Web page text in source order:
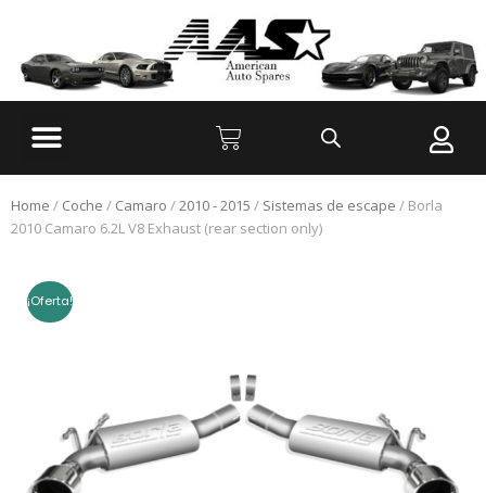
Home / Coche / Camaro /2010 - 2015 / Sistemas de escape / Borla
2010 Camaro 6.2L V8 Exhaust (rear section only)
¡Oferta!